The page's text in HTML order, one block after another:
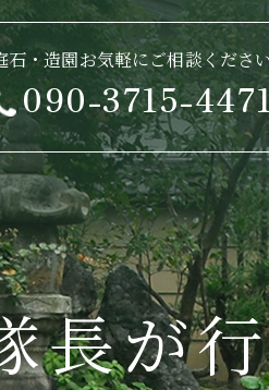
石・造園お気軽にご相談くださ
090-3715-
長が